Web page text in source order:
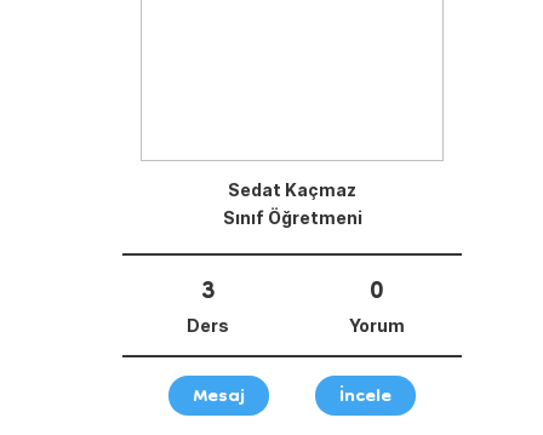
Sedat Kaçmaz
Sınıf Öğretmeni
3
Ders
0
Yorum
Mesaj İncele